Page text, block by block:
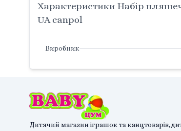
Характеристики Набір
UA canpol
Виробник
Дитячий магазин іграшок та